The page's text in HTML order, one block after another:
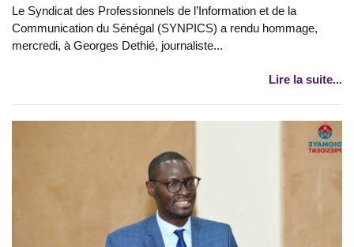
Le Syndicat des Professionnels de l’Information et de la
Communication du Sénégal (SYNPICS) a rendu hommage,
mercredi, à Georges Dethié, journaliste...
Lire la suite...